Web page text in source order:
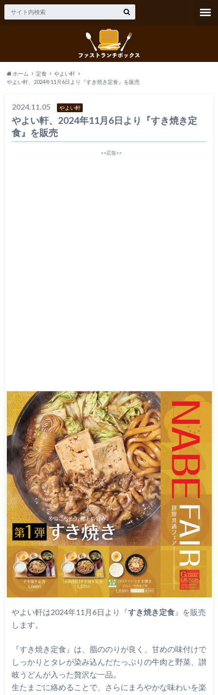
ホーム 定食
やよい軒
やよい軒、2024年11月6日より『すき焼き定食』を販売
2024.11.05 やよい軒
やよい軒、2024年11月6日より『すき焼き定
食』を販売
<<広告>>
やよい軒は2024年11月6日より『すき焼き定食』を販売
します。
『すき焼き定食』は、脂ののりが良く、甘めの味付けで
しっかりとタレが染み込んだたっぷりの牛肉と野菜、讃
岐うどんが入った贅沢な一品。
生たまごに絡めることで、さらにまろやかな味わいを楽